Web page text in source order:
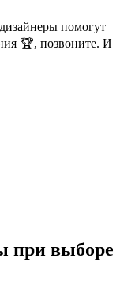
помогут
🏆, позвоните. И
при выборе